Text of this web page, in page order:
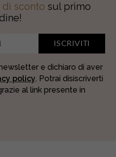
di sconto sul primo
ISCRIVITI
e dichiaro di aver
policy. Potrai disiscriverti
al link presente in